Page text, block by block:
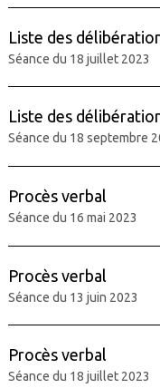
Liste des
Séance du 18 juillet 2023
Liste des
Séance du 18 septembre
Procès verbal
Séance du 16 mai 2023
Procès verbal
Séance du 13 juin 2023
Procès verbal
Séance du 18 juillet 2023